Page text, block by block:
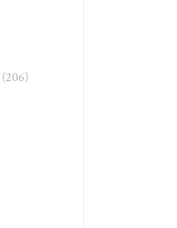
(206)